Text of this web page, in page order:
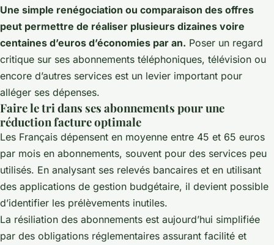
Une simple renégociation ou comparaison des offres
peut permettre de réaliser plusieurs dizaines voire
centaines d’euros d’économies par an. Poser un regard
critique sur ses abonnements téléphoniques, télévision ou
encore d’autres services est un levier important pour
alléger ses dépenses.
Faire le tri dans ses abonnements pour une
réduction facture optimale
Les Français dépensent en moyenne entre 45 et 65 euros
par mois en abonnements, souvent pour des services peu
utilisés. En analysant ses relevés bancaires et en utilisant
des applications de gestion budgétaire, il devient possible
d’identifier les prélèvements inutiles.
La résiliation des abonnements est aujourd’hui simplifiée
par des obligations réglementaires assurant facilité et